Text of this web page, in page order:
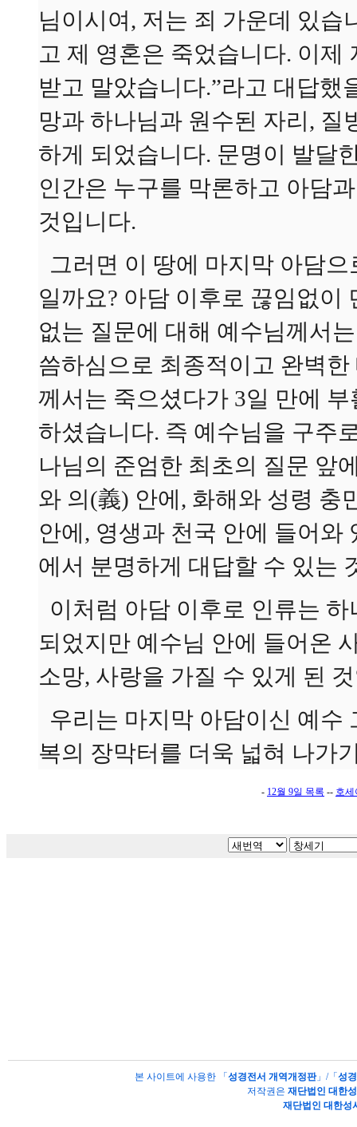
님이시여, 저는 죄 가운데 있습
고 제 영혼은 죽었습니다. 이제
받고 말았습니다.”라고 대답했
망과 하나님과 원수된 자리, 질
하게 되었습니다. 문명이 발달
인간은 누구를 막론하고 아담
것입니다.
그러면 이 땅에 마지막 아담
일까요? 아담 이후로 끊임없이
없는 질문에 대해 예수님께서
씀하심으로 최종적이고 완벽
께서는 죽으셨다가 3일 만에
하셨습니다. 즉 예수님을 구주
나님의 준엄한 최초의 질문 앞
와 의(義) 안에, 화해와 성령 충
안에, 영생과 천국 안에 들어와
에서 분명하게 대답할 수 있는
이처럼 아담 이후로 인류는
되었지만 예수님 안에 들어온
소망, 사랑을 가질 수 있게 된
우리는 마지막 아담이신 예수
복의 장막터를 더욱 넓혀 나가
- 12월 9일 목록 -- 호세
본 사이트에 사용한 「 성경전서 개역개정판」/「 성
저작권은 재단법인 대한
재단법인 대한성